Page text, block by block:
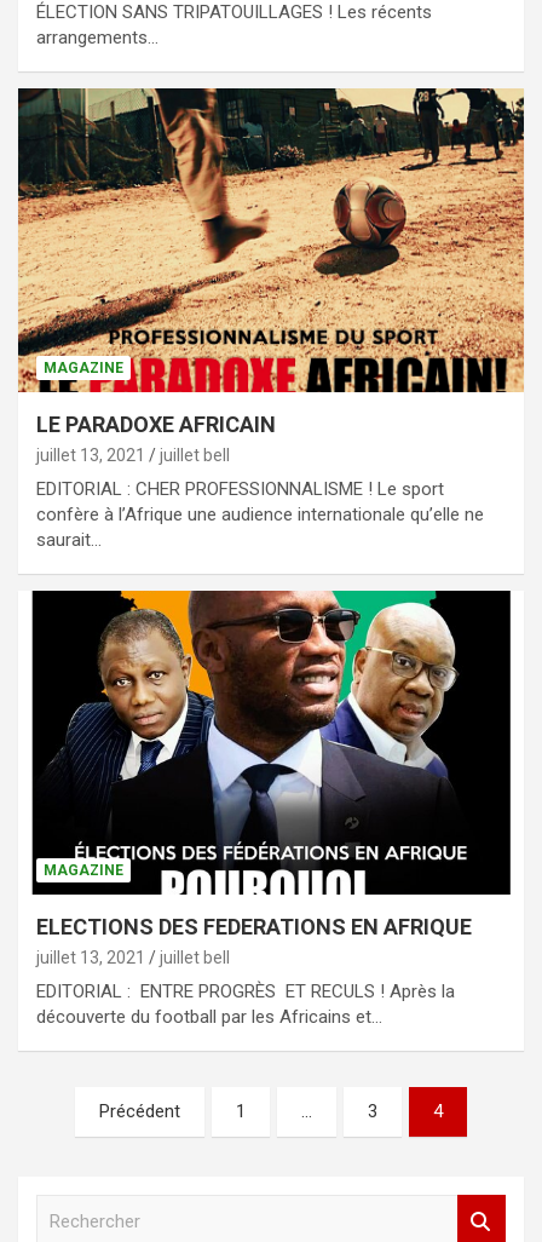
ÉLECTION SANS TRIPATOUILLAGES ! Les récents
arrangements…
MAGAZINE
LE PARADOXE AFRICAIN
juillet 13, 2021 juillet bell
EDITORIAL : CHER PROFESSIONNALISME ! Le sport
confère à l’Afrique une audience internationale qu’elle ne
saurait…
MAGAZINE
ELECTIONS DES FEDERATIONS EN AFRIQUE
juillet 13, 2021 juillet bell
EDITORIAL : ENTRE PROGRÈS ET RECULS ! Après la
découverte du football par les Africains et…
Précédent 1 … 3 4